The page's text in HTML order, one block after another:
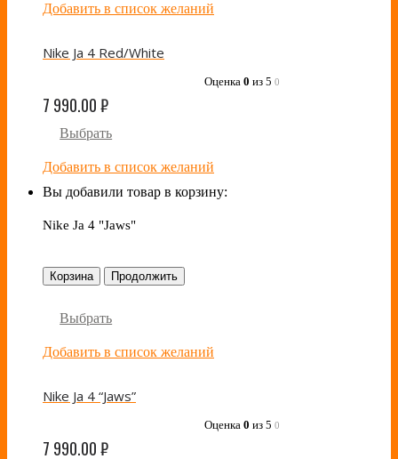
Добавить в список желаний
Nike Ja 4 Red/White
Оценка 0 из 5 0
7 990.00₽
Выбрать
Добавить в список желаний
Вы добавили товар в корзину:
Nike Ja 4 "Jaws"
Корзина Продолжить
Выбрать
Добавить в список желаний
Nike Ja 4 “Jaws”
Оценка 0 из 5 0
7 990.00₽